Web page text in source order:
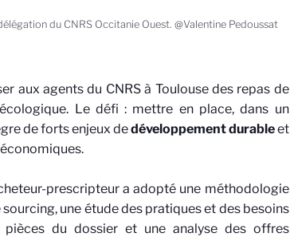
du CNRS Occitanie Ouest. @Valentine Pedoussat
aux agents du CNRS à Toulouse des repas de
Le défi : mettre en place, dans un
de forts enjeux dedéveloppement durableet
prescripteur a adopté une méthodologie
une étude des pratiques et des besoins
pièces du dossier et une analyse des offres